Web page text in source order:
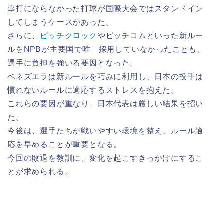
塁打にならなかった打球が国際大会ではスタンドイン
してしまうケースがあった。
さらに、
ピッチクロックやピッチコムといった新ルー
ルをNPBが主要国で唯一採用していなかったことも、
選手に負担を強いる要因となった。
ベネズエラは新ルールを巧みに利用し、日本の投手は
慣れないルールに適応するストレスを抱えた。
これらの要因が重なり、日本代表は厳しい結果を招い
た。
今後は、選手たちが戦いやすい環境を整え、ルール適
応を早めることが重要となる。
今回の敗退を教訓に、変化を起こすきっかけにするこ
とが求められる。